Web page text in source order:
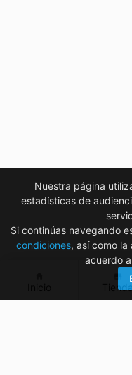
Nuestra página
estadísticas de
Si continúas navegando
condiciones, así como la
acuerdo